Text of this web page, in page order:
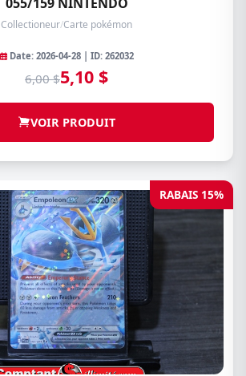
Collectioneur/Carte pokémon
Date: 2026-04-28 | ID: 262032
6,00 $5,10 $
VOIR PRODUIT
RABAIS 15%